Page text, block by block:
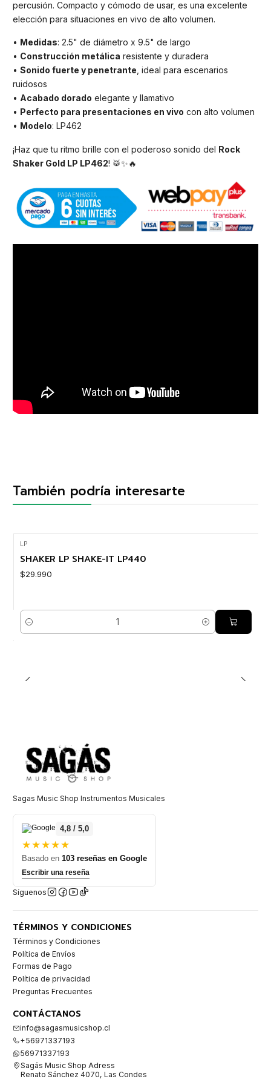
percusión. Compacto y cómodo de usar, es una excelente
elección para situaciones en vivo de alto volumen.
• Medidas: 2.5" de diámetro x 9.5" de largo
• Construcción metálica resistente y duradera
• Sonido fuerte y penetrante, ideal para escenarios
ruidosos
• Acabado dorado elegante y llamativo
• Perfecto para presentaciones en vivo con alto volumen
• Modelo: LP462
¡Haz que tu ritmo brille con el poderoso sonido del Rock
Shaker Gold LP LP462! 🥁✨🔥
También podría interesarte
LP
SHAKER LP SHAKE-IT LP440
$29.990
Cantidad
Sagas Music Shop Instrumentos Musicales
4,8 / 5,0
★★★★★
Basado en 103 reseñas en Google
Escribir una reseña
Síguenos
TÉRMINOS Y CONDICIONES
Términos y Condiciones
Política de Envíos
Formas de Pago
Política de privacidad
Preguntas Frecuentes
CONTÁCTANOS
info@sagasmusicshop.cl
+56971337193
56971337193
Sagás Music Shop Adress
Renato Sánchez 4070, Las Condes